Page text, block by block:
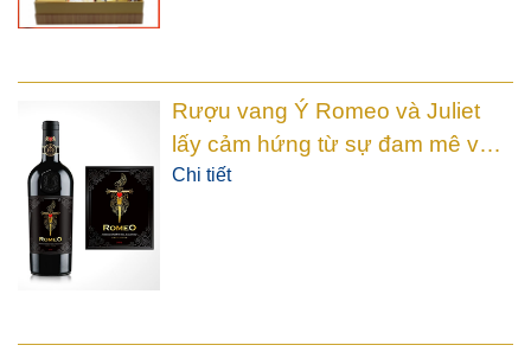
Rượu vang Ý Romeo và Juliet
lấy cảm hứng từ sự đam mê và
chinh phục tình yêu!
Chi tiết